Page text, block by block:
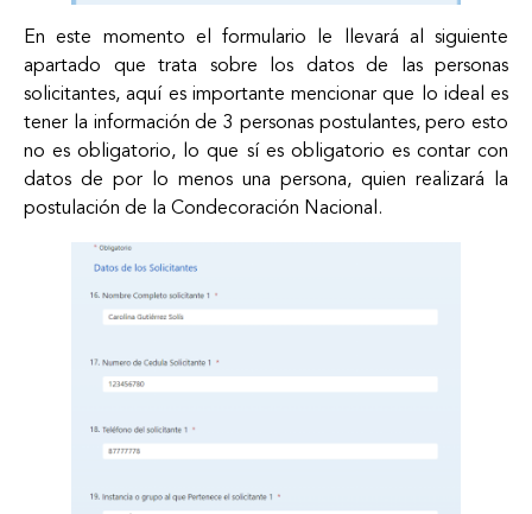
En este momento el formulario le llevará al siguiente
apartado que trata sobre los datos de las personas
solicitantes, aquí es importante mencionar que lo ideal es
tener la información de 3 personas postulantes, pero esto
no es obligatorio, lo que sí es obligatorio es contar con
datos de por lo menos una persona, quien realizará la
postulación de la Condecoración Nacional.